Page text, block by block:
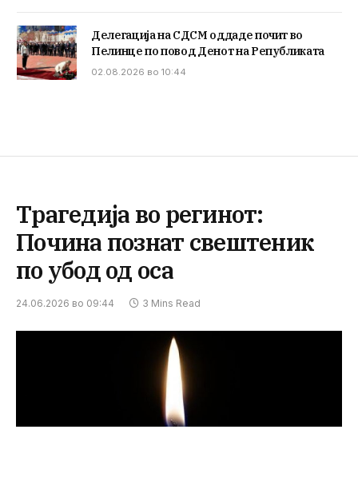
Делегација на СДСМ оддаде почит во
Пелинце по повод Денот на Републиката
02.08.2026 во 10:44
Трагедија во регинот:
Почина познат свештеник
по убод од оса
24.06.2026 во 09:44 3 Mins Read